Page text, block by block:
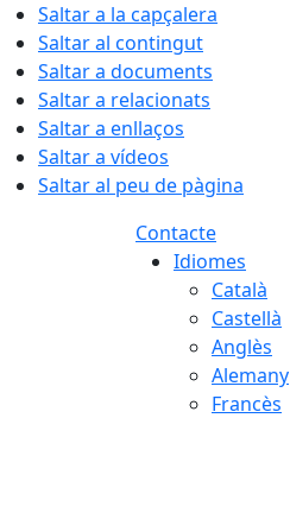
Saltar a la capçalera
Saltar al contingut
Saltar a documents
Saltar a relacionats
Saltar a enllaços
Saltar a vídeos
Saltar al peu de pàgina
Contacte
Idiomes
Català
Castellà
Anglès
Alemany
Francès